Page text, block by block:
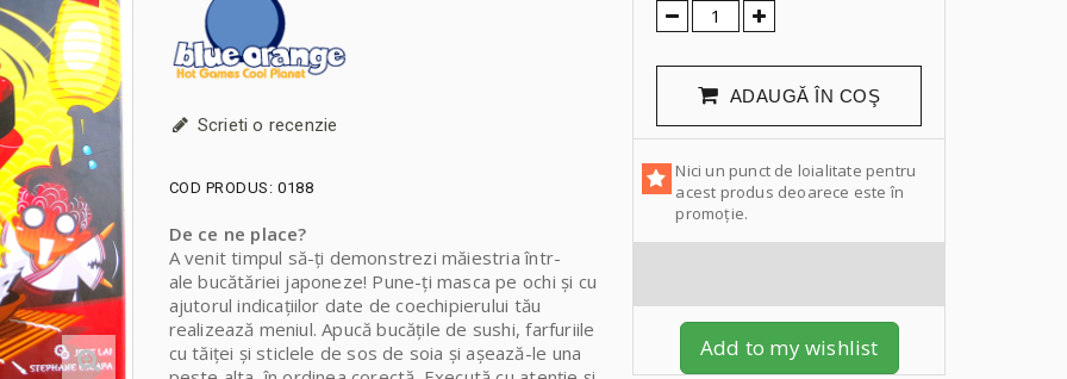
Scrieti o recenzie
COD PRODUS: 0188
De ce ne place?
A venit timpul să-ți demonstrezi măiestria într-
ale bucătăriei japoneze! Pune-ți masca pe ochi și cu
ajutorul indicațiilor date de coechipierului tău
realizează meniul. Apucă bucățile de sushi, farfuriile
cu tăiței și sticlele de sos de soia și așează-le una
ADAUGĂ ÎN COŞ
Nici un punct de loialitate pentru
acest produs deoarece este în
promoție.
Add to my wishlist